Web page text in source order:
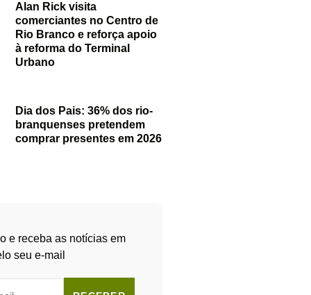
Alan Rick visita
comerciantes no Centro de
Rio Branco e reforça apoio
à reforma do Terminal
Urbano
Dia dos Pais: 36% dos rio-
branquenses pretendem
comprar presentes em 2026
e receba as notícias em
seu e-mail